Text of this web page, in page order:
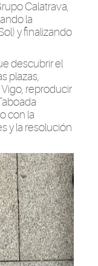
Calatrava,
la
y finalizando
descubrirel
plazas,
Vigo, reproducir
oada
con la
y la resolución